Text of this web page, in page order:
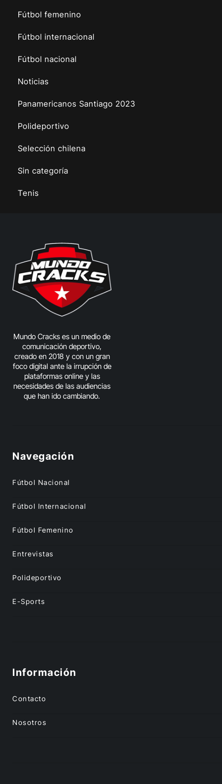
Fútbol femenino
Fútbol internacional
Fútbol nacional
Noticias
Panamericanos Santiago 2023
Polideportivo
Selección chilena
Sin categoría
Tenis
Mundo Cracks es un medio de
comunicación deportivo,
creado en 2018 y con un gran
foco digital ante la irrupción de
plataformas online y las
necesidades de las audiencias
que han ido cambiando.
Navegación
Fútbol Nacional
Fútbol Internacional
Fútbol Femenino
Entrevistas
Polideportivo
E-Sports
Información
Contacto
Nosotros